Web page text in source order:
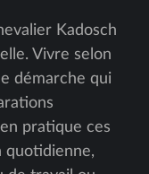
Kadosch
Vivre selon
démarche qui
pratique ces
quotidienne,